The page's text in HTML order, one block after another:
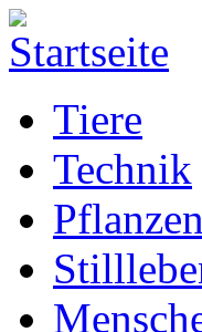
Tiere
Technik
Pflanzen